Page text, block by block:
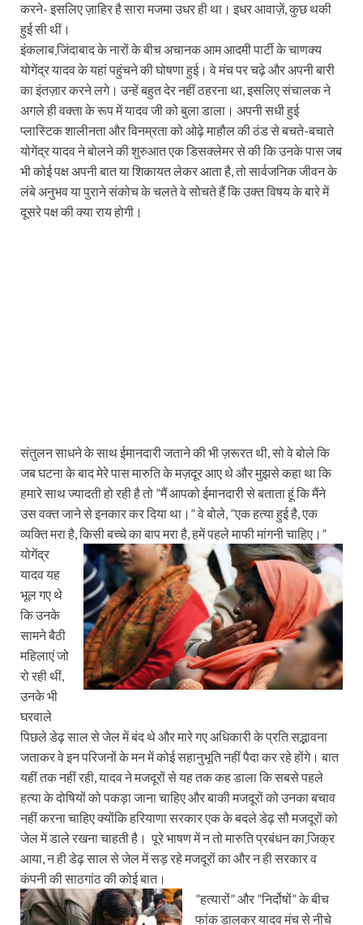
करने- इसलिए ज़ाहिर है सारा मजमा उधर ही था। इधर आवाज़ें, कुछ थकी
हुई सी थीं।
इंकलाब जि़ंदाबाद के नारों के बीच अचानक आम आदमी पार्टी के चाणक्‍य
योगेंद्र यादव के यहां पहुंचने की घोषणा हुई। वे मंच पर चढ़े और अपनी बारी
का इंतज़ार करने लगे। उन्‍हें बहुत देर नहीं ठहरना था, इसलिए संचालक ने
अगले ही वक्‍ता के रूप में यादव जी को बुला डाला। अपनी सधी हुई
प्‍लास्टिक शालीनता और विनम्रता को ओढ़े माहौल की ठंड से बचते-बचाते
योगेंद्र यादव ने बोलने की शुरुआत एक डिसक्‍लेमर से की कि उनके पास जब
भी कोई पक्ष अपनी बात या शिकायत लेकर आता है, तो सार्वजनिक जीवन के
लंबे अनुभव या पुराने संकोच के चलते वे सोचते हैं कि उक्‍त विषय के बारे में
दूसरे पक्ष की क्‍या राय होगी।
संतुलन साधने के साथ ईमानदारी जताने की भी ज़रूरत थी, सो वे बोले कि
जब घटना के बाद मेरे पास मारुति के मज़दूर आए थे और मुझसे कहा था कि
हमारे साथ ज्‍यादती हो रही है तो ”मैं आपको ईमानदारी से बताता हूं कि मैंने
उस वक्‍त जाने से इनकार कर दिया था।” वे बोले, ”एक हत्‍या हुई है, एक
व्‍यक्ति मरा है, किसी बच्‍चे का बाप मरा है, हमें पहले माफी मांगनी चाहिए।”
योगेंद्र
यादव यह
भूल गए थे
कि उनके
सामने बैठी
महिलाएं जो
रो रही थीं,
उनके भी
घरवाले
पिछले डेढ़ साल से जेल में बंद थे और मारे गए अधिकारी के प्रति सद्भावना
जताकर वे इन परिजनों के मन में कोई सहानुभूति नहीं पैदा कर रहे होंगे। बात
यहीं तक नहीं रही, यादव ने मजदूरों से यह तक कह डाला कि सबसे पहले
हत्‍या के दोषियों को पकड़ा जाना चाहिए और बाकी मजदूरों को उनका बचाव
नहीं करना चाहिए क्‍योंकि हरियाणा सरकार एक के बदले डेढ़ सौ मजदूरों को
जेल में डाले रखना चाहती है। पूरे भाषण में न तो मारुति प्रबंधन का जि़क्र
आया, न ही डेढ़ साल से जेल में सड़ रहे मजदूरों का और न ही सरकार व
कंपनी की साठगांठ की कोई बात।
”हत्‍यारों” और ”निर्दोषों” के बीच
फांक डालकर यादव मंच से नीचे